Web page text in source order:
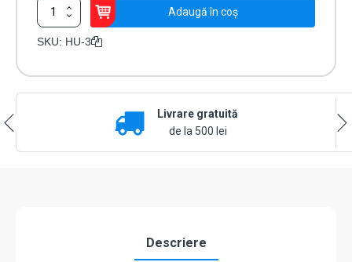
Cantitate
Set
modul
Adaugă în coș
SKU: HU-3
Livrare gratuită
de la 500 lei
Descriere